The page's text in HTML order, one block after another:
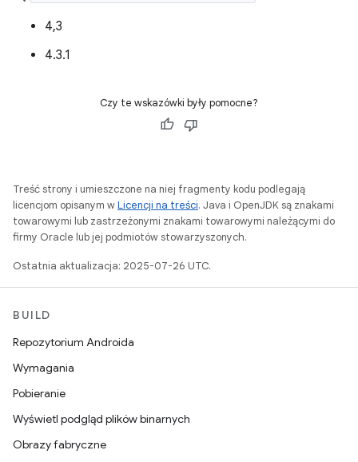
4,3
4.3.1
Czy te wskazówki były pomocne?
Treść strony i umieszczone na niej fragmenty kodu podlegają
licencjom opisanym wLicencji na treści. Java i OpenJDK są znakami
towarowymi lub zastrzeżonymi znakami towarowymi należącymi do
firmy Oracle lub jej podmiotów stowarzyszonych.
Ostatnia aktualizacja: 2025-07-26 UTC.
BUILD
Repozytorium Androida
Wymagania
Pobieranie
Wyświetl podgląd plików binarnych
Obrazy fabryczne